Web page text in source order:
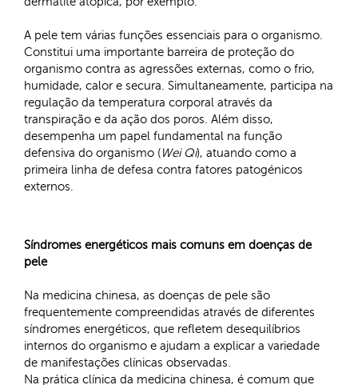
A pele tem várias funções essenciais para o organismo.
Constitui uma importante barreira de proteção do
organismo contra as agressões externas, como o frio,
humidade, calor e secura. Simultaneamente, participa na
regulação da temperatura corporal através da
transpiração e da ação dos poros. Além disso,
desempenha um papel fundamental na função
defensiva do organismo (Wei Qi), atuando como a
primeira linha de defesa contra fatores patogénicos
externos.
Síndromes energéticos mais comuns em doenças de
pele
Na medicina chinesa, as doenças de pele são
frequentemente compreendidas através de diferentes
síndromes energéticos, que refletem desequilíbrios
internos do organismo e ajudam a explicar a variedade
de manifestações clínicas observadas.
Na prática clínica da medicina chinesa, é comum que